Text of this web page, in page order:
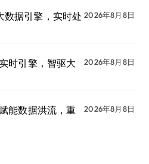
据引擎，实时处 2026年8月8日
时引擎，智驱大
2026年8月8日
能数据洪流，重
2026年8月8日